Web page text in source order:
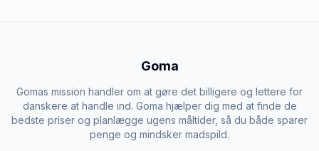
Goma
Gomas mission handler om at gøre det billigere og lettere for
danskere at handle ind. Goma hjælper dig med at finde de
bedste priser og planlægge ugens måltider, så du både sparer
penge og mindsker madspild.